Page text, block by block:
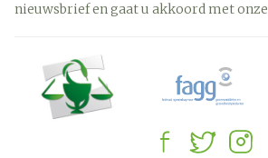
nieuwsbrief en gaat u akkoord met onze